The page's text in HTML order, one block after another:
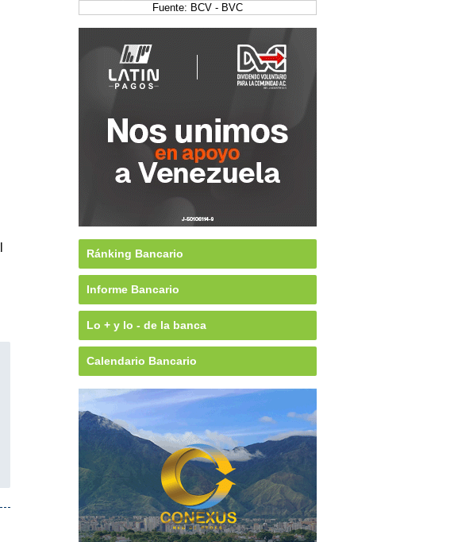
Fuente: BCV - BVC
Ránking Bancario
Informe Bancario
Lo + y lo - de la banca
Calendario Bancario